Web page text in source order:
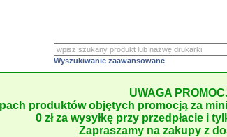
Wyszukiwanie zaawansowane
UWAGA
produktów objętych promocją za
0 zł za wysyłkę przy przedpłacie i
Zapraszamy na zakupy z